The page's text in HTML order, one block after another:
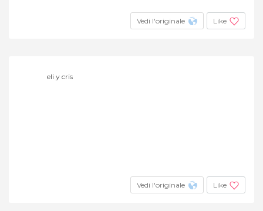
Vedi l'originale Like
eli y cris
Vedi l'originale Like